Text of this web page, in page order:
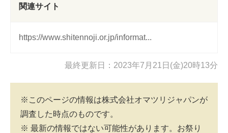
関連サイト
https://www.shitennoji.or.jp/informat...
最終更新日：2023年7月21日(金)20時13分
※このページの情報は株式会社オマツリジャパンが
調査した時点のものです。
※ 最新の情報ではない可能性があります。お祭り